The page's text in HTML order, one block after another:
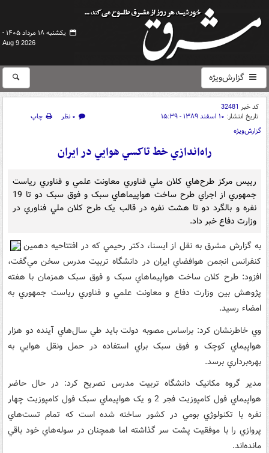
یکشنبه ۱۸ مرداد ۱۴۰۵ -
Aug 9 2026
گزارش‌ویژه
کد خبر 32481
تاریخ انتشار: ۱۰ اسفند ۱۳۸۹ - ۱۵:۳۹ ۰ نظر
چاپ
گزارش‌ویژه
راه‌اندازي خط تاکسي هوايي در ايران
رييس مرکز طرح‌هاي کلان ملي فناوري معاونت علمي و فناوري رياست
جمهوري از اجراي طرح ساخت هواپيماهاي سبک و فوق سبک دو تا 19
نفره و بالگرد دو تا هشت نفره در قالب يک طرح کلان ملي فناوري در
وزارت دفاع خبر داد.
به گزارش مشرق به نقل از ايسنا، دکتر رحيمي که در افتتاحيه‌ دهمين
کنفرانس انجمن هوافضاي ايران در دانشگاه تربيت مدرس سخن مي‌گفت،
افزود: طرح کلان ساخت هواپيماهاي سبک و فوق سبک همزمان با هفته
پژوهش بين وزارت دفاع و معاونت علمي و فناوري رياست جمهوري به
امضاء رسيد.
وي خاطرنشان کرد: براساس مصوبه دولت بايد طي سال‌هاي آينده دو هزار
هواپيماي کوچک و فوق سبک براي استفاده در حمل ونقل هوايي به
بهره‌برداري برسد.
مدير گروه مکانيک دانشگاه تربيت مدرس تصريح کرد: در حال حاضر
هواپيماي فول کامپوزيت فجر 2 و يک هواپيماي سبک فول کامپوزيت چهار
نفره با تکنولوژي بومي در کشور ساخته شده است که تمام تست‌هاي
پروازي را با موفقيت پشت سر گذاشته اما همچنان در سوله‌هاي خود باقي
مانده‌اند.